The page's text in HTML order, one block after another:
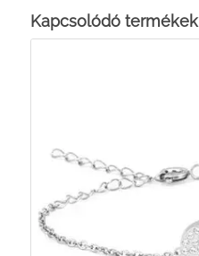
Kapcsolódó termékek